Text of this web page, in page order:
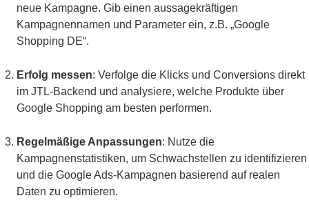
neue Kampagne. Gib einen aussagekräftigen
Kampagnennamen und Parameter ein, z.B. „Google
Shopping DE“.
Erfolg messen: Verfolge die Klicks und Conversions direkt
im JTL-Backend und analysiere, welche Produkte über
Google Shopping am besten performen.
Regelmäßige Anpassungen: Nutze die
Kampagnenstatistiken, um Schwachstellen zu identifizieren
und die Google Ads-Kampagnen basierend auf realen
Daten zu optimieren.